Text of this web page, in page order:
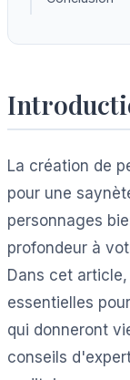
La création de
pour une
personnages
profondeur à
Dans cet
essentielles
qui donneront
conseils